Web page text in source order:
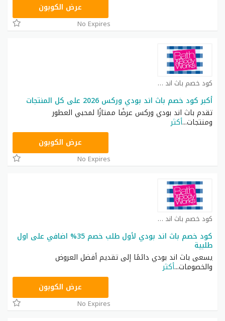
عرض الكوبون
No Expires
كود خصم باث اند بودي كوبون
أكبر كود خصم باث اند بودي وركس 2026 على كل المنتجات
تقدم باث اند بودي وركس عرضًا ممتازًا لمحبي العطور
ومنتجات...أكثر
عرض الكوبون
No Expires
كود خصم باث اند بودي كوبون
كود خصم باث اند بودي لأول طلب خصم 35% اضافي على اول
طلبية
يسعى باث اند بودي دائمًا إلى تقديم أفضل العروض
والخصومات...أكثر
عرض الكوبون
No Expires